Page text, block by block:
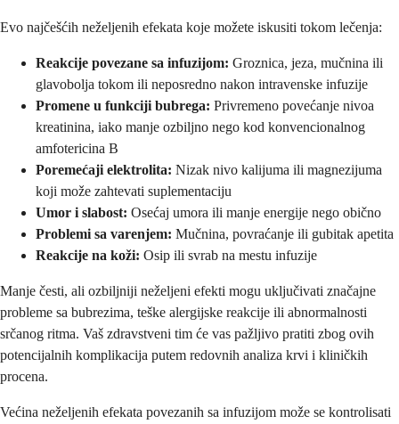
Evo najčešćih neželjenih efekata koje možete iskusiti tokom lečenja:
Reakcije povezane sa infuzijom: Groznica, jeza, mučnina ili
glavobolja tokom ili neposredno nakon intravenske infuzije
Promene u funkciji bubrega: Privremeno povećanje nivoa
kreatinina, iako manje ozbiljno nego kod konvencionalnog
amfotericina B
Poremećaji elektrolita: Nizak nivo kalijuma ili magnezijuma
koji može zahtevati suplementaciju
Umor i slabost: Osećaj umora ili manje energije nego obično
Problemi sa varenjem: Mučnina, povraćanje ili gubitak apetita
Reakcije na koži: Osip ili svrab na mestu infuzije
Manje česti, ali ozbiljniji neželjeni efekti mogu uključivati značajne
probleme sa bubrezima, teške alergijske reakcije ili abnormalnosti
srčanog ritma. Vaš zdravstveni tim će vas pažljivo pratiti zbog ovih
potencijalnih komplikacija putem redovnih analiza krvi i kliničkih
procena.
Većina neželjenih efekata povezanih sa infuzijom može se kontrolisati